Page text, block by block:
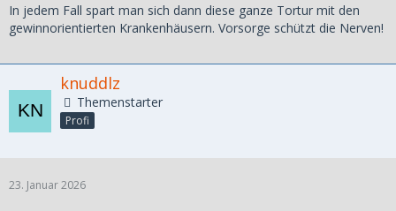
In jedem Fall spart man sich dann diese ganze Tortur mit den
gewinnorientierten Krankenhäusern. Vorsorge schützt die Nerven!
knuddlz
Themenstarter
Profi
23. Januar 2026